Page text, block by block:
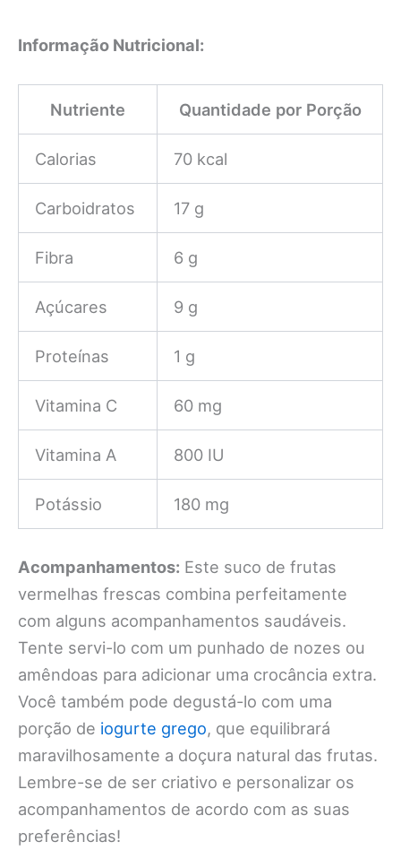
Informação Nutricional:
Nutriente Quantidade por Porção
Calorias 70 kcal
Carboidratos 17 g
Fibra 6 g
Açúcares 9 g
Proteínas 1 g
Vitamina C 60 mg
Vitamina A 800 IU
Potássio 180 mg
Acompanhamentos: Este suco de frutas
vermelhas frescas combina perfeitamente
com alguns acompanhamentos saudáveis.
Tente servi-lo com um punhado de nozes ou
amêndoas para adicionar uma crocância extra.
Você também pode degustá-lo com uma
porção de iogurte grego, que equilibrará
maravilhosamente a doçura natural das frutas.
Lembre-se de ser criativo e personalizar os
acompanhamentos de acordo com as suas
preferências!